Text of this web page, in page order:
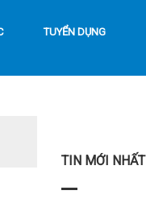
TUYỂN DỤNG
TIN MỚI NHẤT